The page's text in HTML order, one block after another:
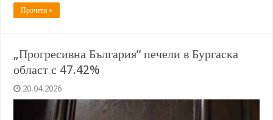
Прочети »
„Прогресивна България“ печели в Бургаска
област с 47.42%
20.04.2026